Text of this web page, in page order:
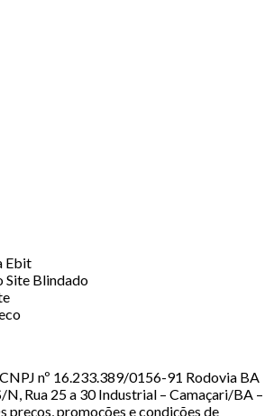
nº 16.233.389/0156-91 Rodovia BA
N, Rua 25 a 30 Industrial – Camaçari/BA –
preços, promoções e condições de